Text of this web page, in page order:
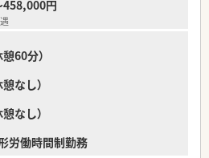
の終業までの勤務が理想ですが、希望の
候補者様のご都合を伺いながら決定いた
環境ですので、終業後の予定が立てやす
味の時間をしっかりと確保することが可
用においてさらに優遇させていただく方針
円
60分）
なし）
なし）
労働時間制勤務